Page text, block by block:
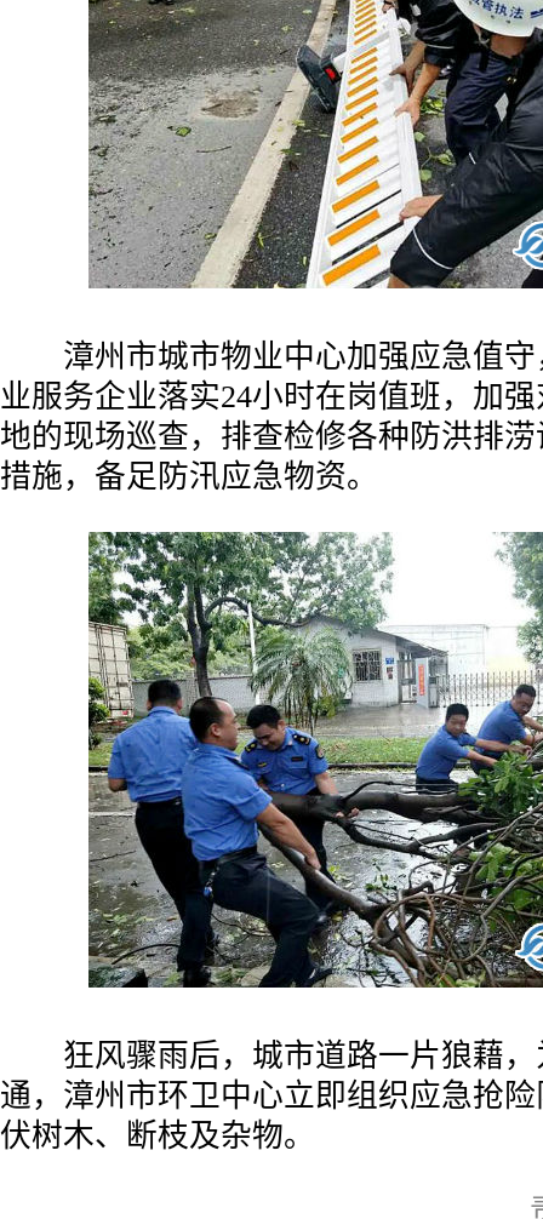
漳州市城市物业中心加强应急值守
业服务企业落实24小时在岗值班，加
地的现场巡查，排查检修各种防洪排
措施，备足防汛应急物资。
狂风骤雨后，城市道路一片狼藉，
通，漳州市环卫中心立即组织应急抢
伏树木、断枝及杂物。